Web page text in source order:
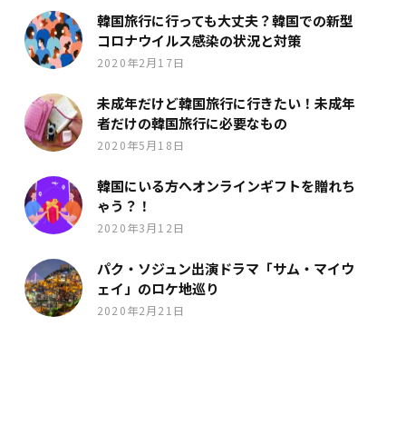
韓国旅行に行っても大丈夫？韓国での新型
コロナウイルス感染の状況と対策
2020年2月17日
未成年だけど韓国旅行に行きたい！未成年
者だけの韓国旅行に必要なもの
2020年5月18日
韓国にいる方へオンラインギフトを贈れち
ゃう？！
2020年3月12日
パク・ソジュン出演ドラマ「サム・マイウ
ェイ」のロケ地巡り
2020年2月21日